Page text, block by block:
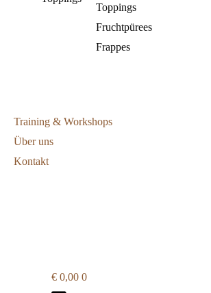
Toppings
Fruchtpürees
Frappes
Training & Workshops
Über uns
Kontakt
€ 0,00 0